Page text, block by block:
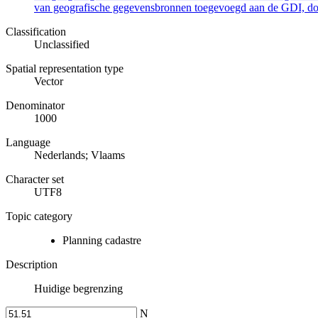
van geografische gegevensbronnen toegevoegd aan de GDI,
Classification
Unclassified
Spatial representation type
Vector
Denominator
1000
Language
Nederlands; Vlaams
Character set
UTF8
Topic category
Planning cadastre
Description
Huidige begrenzing
N